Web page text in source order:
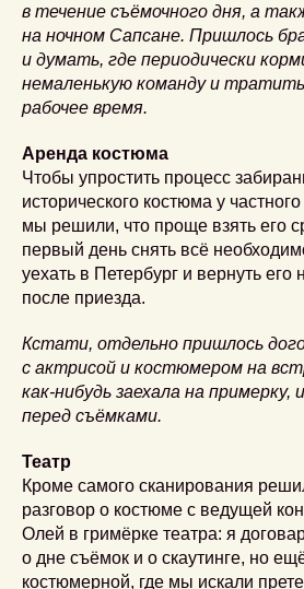
в течение съёмочного дня, а
на ночном Сапсане. Пришлось
и думать, где периодически
немаленькую команду и
рабочее время.
Аренда костюма
Чтобы упростить процесс
исторического костюма у
мы решили, что проще взять его
первый день снять всё
уехать в Петербург и вернуть
после приезда.
Кстати, отдельно пришлось
с актрисой и костюмером на
как-нибудь заехала на
перед съёмками.
Театр
Кроме самого сканирования
разговор о костюме с ведущей
Олей в гримёрке театра: я
о дне съёмок и о скаутинге, но
костюмерной, где мы искали